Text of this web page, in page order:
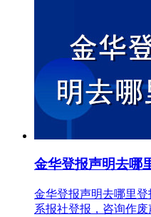
金华登报声明去哪
金华登报声明去哪里
系报社登报，咨询作